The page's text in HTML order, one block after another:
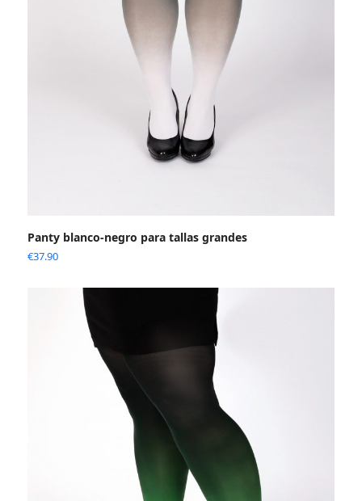
Panty blanco-negro para tallas grandes
€37.90